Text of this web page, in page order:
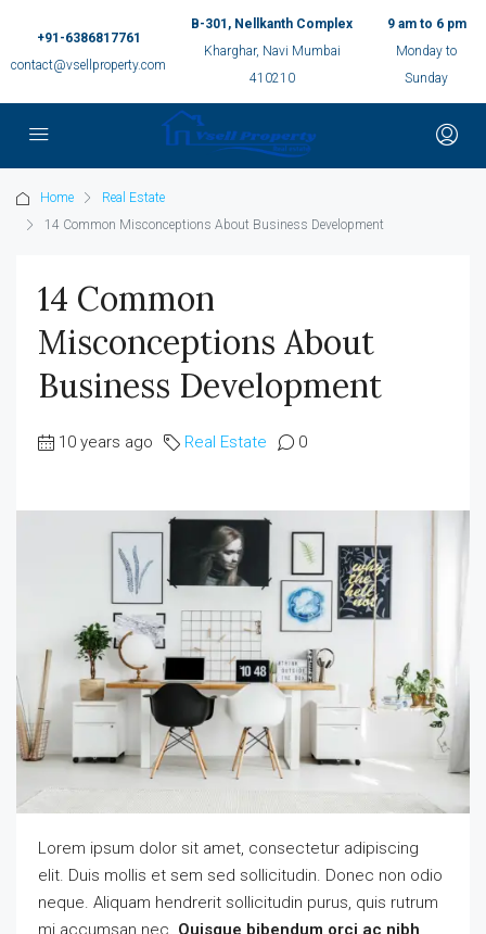
+91-6386817761
contact@vsellproperty.com
B-301, Nellkanth Complex
Kharghar, Navi Mumbai
410210
9 am to 6 pm
Monday to
Sunday
Home
Real Estate
14 Common Misconceptions About Business Development
14 Common
Misconceptions About
Business Development
10 years ago Real Estate 0
Lorem ipsum dolor sit amet, consectetur adipiscing
elit. Duis mollis et sem sed sollicitudin. Donec non odio
neque. Aliquam hendrerit sollicitudin purus, quis rutrum
mi accumsan nec. Quisque bibendum orci ac nibh